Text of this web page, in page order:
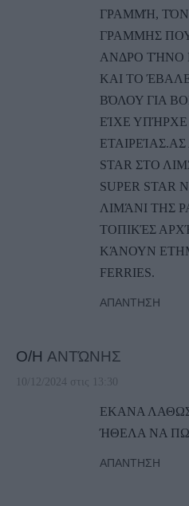
ΓΡΑΜΜΉ, ΤΌΝ
ΓΡΑΜΜΗΣ
ΑΝΔΡΟ ΤΉΝΟ
ΚΑΙ ΤΟ
ΒΌΛΟΥ ΓΙΑ
ΕΊΧΕ
ΕΤΑΙΡΕΊΑΣ.ΑΣ
STAR ΣΤΟ
SUPER
ΛΙΜΆΝΙ ΤΗΣ
ΤΟΠΙΚΈΣ
ΚΆΝΟΥΝ
FERRIES.
ΑΠΆΝΤΗΣΗ
Ο/Η ΑΝΤΏΝΗΣ
10/12/2024 στις 13:30
ΕΚΑΝΑ ΛΑΘΩΣ
ΉΘΕΛΑ ΝΑ ΠΩ
ΑΠΆΝΤΗΣΗ